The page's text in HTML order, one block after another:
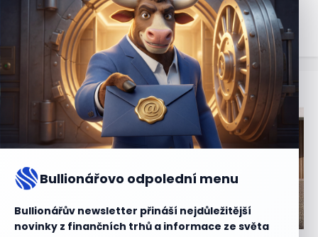
Bullionářovo odpolední menu
Bullionářův newsletter přináší nejdůležitější
novinky z finančních trhů a informace ze světa